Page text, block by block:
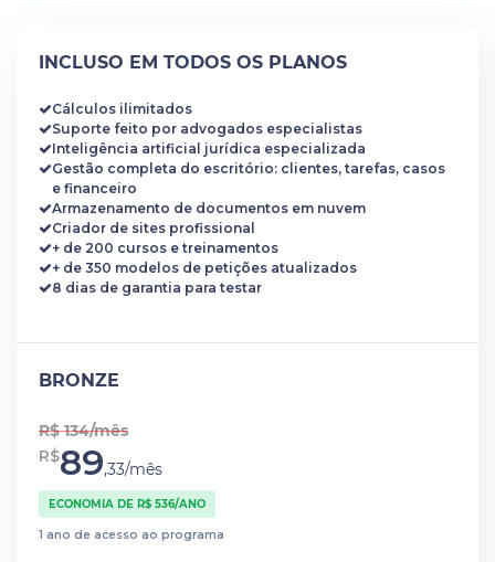
INCLUSO EM TODOS OS PLANOS
Cálculos ilimitados
Suporte feito por advogados especialistas
Inteligência artificial jurídica especializada
Gestão completa do escritório: clientes, tarefas, casos
e financeiro
Armazenamento de documentos em nuvem
Criador de sites profissional
+ de 200 cursos e treinamentos
+ de 350 modelos de petições atualizados
8 dias de garantia para testar
BRONZE
R$ 134/mês
R$89,33/mês
ECONOMIA DE R$ 536/ANO
1 ano de acesso ao programa